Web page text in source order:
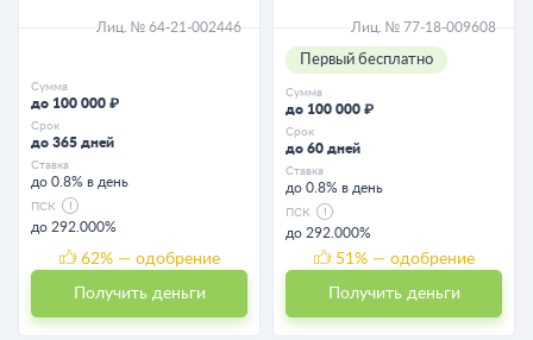
Лиц. № 64-21-002446
Сумма
до 100 000 ₽
Срок
до 365 дней
Ставка
до 0.8% в день
ПСК
до 292.000%
62% — одобрение
Получить деньги
Лиц. № 77-18-009608
Первый бесплатно
Сумма
до 100 000 ₽
Срок
до 60 дней
Ставка
до 0.8% в день
ПСК
до 292.000%
51 % — одобрение
Получить деньги